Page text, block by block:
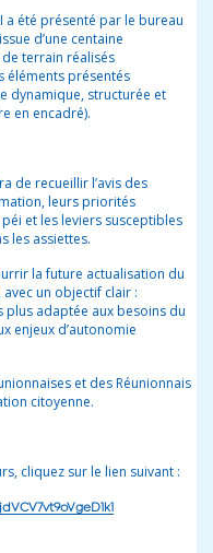
a été présenté par le bureau
d’une centaine
de terrain réalisés
éléments présentés
dynamique, structurée et
en encadré).
de recueillir l’avis des
leurs priorités
et les leviers susceptibles
les assiettes.
la future actualisation du
un objectif clair :
adaptée aux besoins du
enjeux d’autonomie
et des Réunionnais
citoyenne.
cliquez sur le lien suivant :